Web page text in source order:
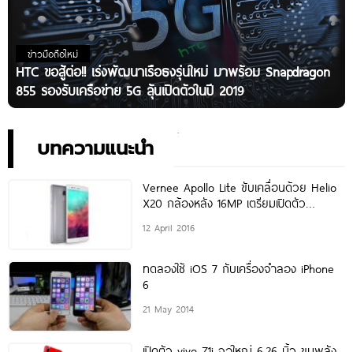
ข่าวมือถือใหม่
HTC ขอสู้ต่อ!! เร่งพัฒนาเรือธงรุ่นใหม่ มาพร้อม Snapdragon
855 รองรับเครือข่าย 5G ลุ้นเปิดตัวในปี 2019
บทความแนะนำ
Vernee Apollo Lite ขับเคลื่อนด้วย Helio
X20 กล้องหลัง 16MP เตรียมเปิดตัว
12 April 2016
ทดลองใช้ iOS 7 กับเครื่องจำลอง iPhone
6
21 May 2014